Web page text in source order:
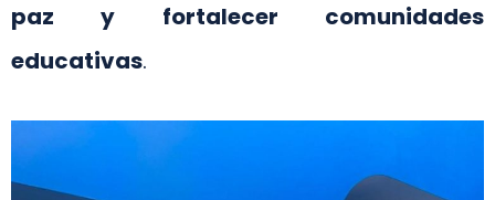
paz y fortalecer comunidades
educativas.